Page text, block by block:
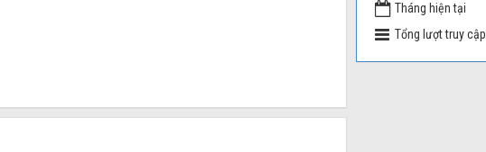
Tháng hiện tại
Tổng lượt truy cập